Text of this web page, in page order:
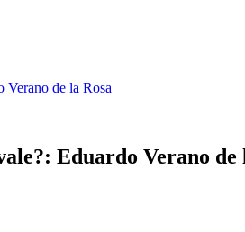
Verano de la Rosa
Eduardo Verano de